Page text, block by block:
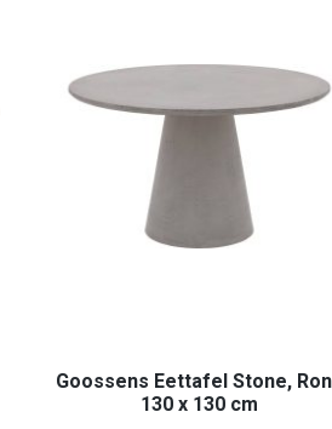
Goossens Eettafel Stone,
130 x 130 cm